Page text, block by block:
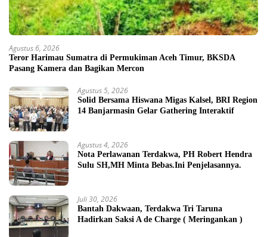
Agustus 6, 2026
Teror Harimau Sumatra di Permukiman Aceh Timur, BKSDA
Pasang Kamera dan Bagikan Mercon
Agustus 5, 2026
Solid Bersama Hiswana Migas Kalsel, BRI Region
14 Banjarmasin Gelar Gathering Interaktif
Agustus 4, 2026
Nota Perlawanan Terdakwa, PH Robert Hendra
Sulu SH,MH Minta Bebas.Ini Penjelasannya.
Juli 30, 2026
Bantah Dakwaan, Terdakwa Tri Taruna
Hadirkan Saksi A de Charge ( Meringankan )